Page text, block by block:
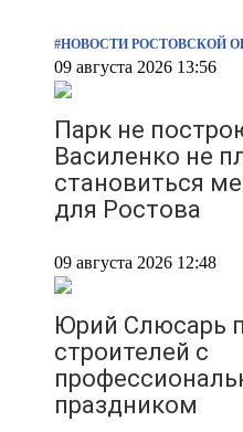
#НОВОСТИ РОСТОВСКОЙ
09 августа 2026 13:56
Парк не
Василенко не
становиться
для Ростова
09 августа 2026 12:48
Юрий Слюсарь
строителей с
праздником